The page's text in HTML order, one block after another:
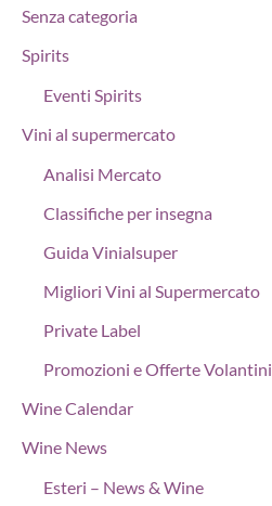
Senza categoria
Spirits
Eventi Spirits
Vini al supermercato
Analisi Mercato
Classifiche per insegna
Guida Vinialsuper
Migliori Vini al Supermercato
Private Label
Promozioni e Offerte Volantini
Wine Calendar
Wine News
Esteri – News & Wine